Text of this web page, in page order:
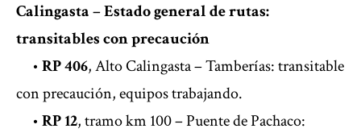
Calingasta – Estado general de rutas:
transitables con precaución
• RP 406, Alto Calingasta – Tamberías: transitable
con precaución, equipos trabajando.
• RP 12, tramo km 100 – Puente de Pachaco: